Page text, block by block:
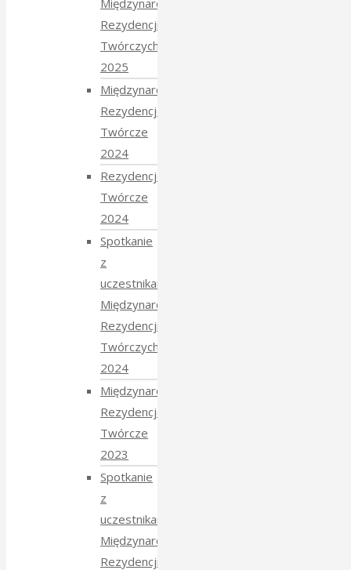
Międzynarodowych
Rezydencji
Twórczych
2025
Międzynarodowe
Rezydencje
Twórcze
2024
Rezydencje
Twórcze
2024
Spotkanie
z
uczestnikami
Międzynarodowych
Rezydencji
Twórczych
2024
Międzynarodowe
Rezydencje
Twórcze
2023
Spotkanie
z
uczestnikami
Międzynarodowych
Rezydencji